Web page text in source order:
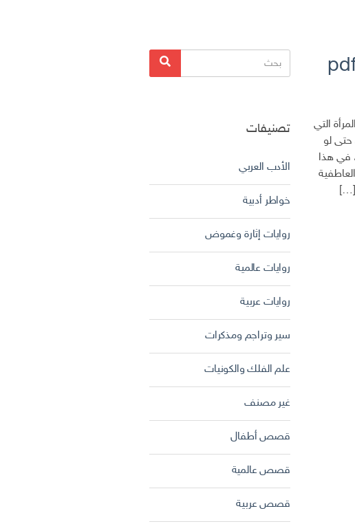
التي
حتى لو
في هذا
[…]
البحث
عن:
بحث
تصنيفات
الأدب العربي
خواطر أدبية
روايات إثارة وغموض
روايات عالمية
روايات عربية
سير وتراجم ومذكرات
علم الفلك والكونيات
غير مصنف
قصص أطفال
قصص عالمية
قصص عربية